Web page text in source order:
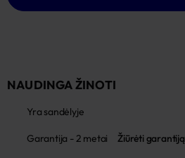
NAUDINGA ŽINOTI
Yra sandėlyje
Garantija - 2 metai Žiūrėti garantiją